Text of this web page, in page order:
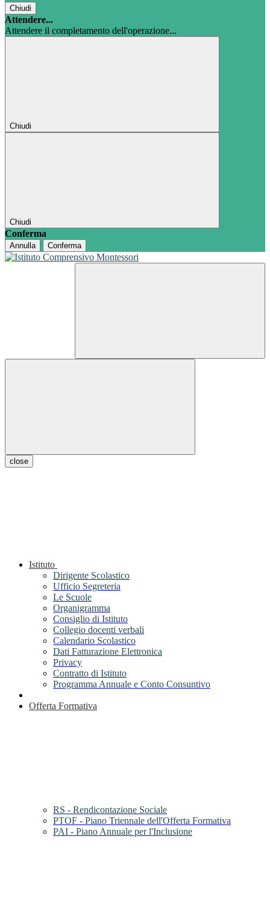
Chiudi
Attendere...
Attendere il completamento dell'operazione...
Chiudi
Chiudi
Conferma
Annulla Conferma
close
Istituto
Dirigente Scolastico
Ufficio Segreteria
Le Scuole
Organigramma
Consiglio di Istituto
Collegio docenti verbali
Calendario Scolastico
Dati Fatturazione Elettronica
Privacy
Contratto di Istituto
Programma Annuale e Conto Consuntivo
Offerta Formativa
RS - Rendicontazione Sociale
PTOF - Piano Triennale dell'Offerta Formativa
PAI - Piano Annuale per l'Inclusione